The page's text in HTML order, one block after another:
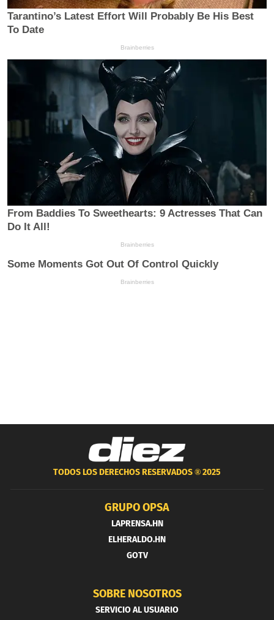
TODOS LOS DERECHOS RESERVADOS ®2025
GRUPO OPSA
LAPRENSA.HN
ELHERALDO.HN
GOTV
SOBRE NOSOTROS
SERVICIO AL USUARIO